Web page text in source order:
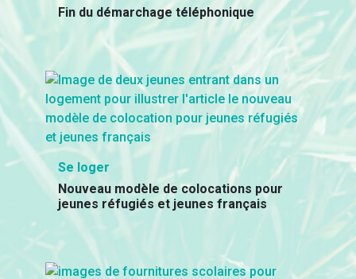
Fin du démarchage téléphonique
Se loger
Nouveau modèle de colocations pour
jeunes réfugiés et jeunes français